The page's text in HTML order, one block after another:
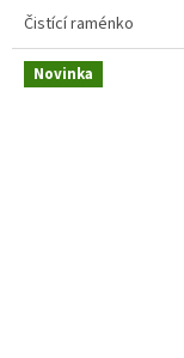
Čistící raménko
Novinka